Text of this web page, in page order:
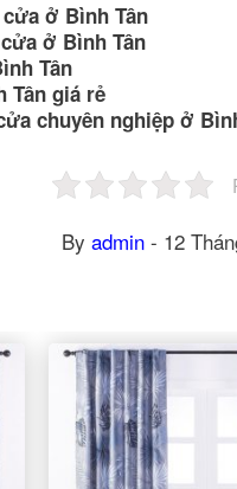
ở Bình Tân
ở Bình Tân
Tân
Tân giá rẻ
chuyên nghiệp ở
By admin- 12